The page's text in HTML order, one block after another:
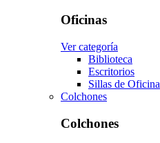
Oficinas
Ver categoría
Biblioteca
Escritorios
Sillas de Oficina
Colchones
Colchones